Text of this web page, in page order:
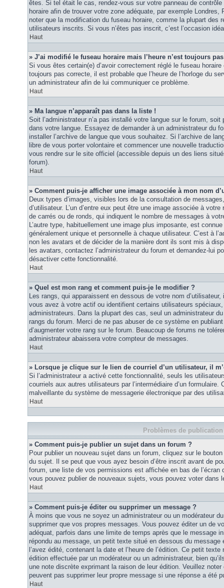
êtes. Si tel était le cas, rendez-vous sur votre panneau de
horaire afin de trouver votre zone adéquate, par exemple
noter que la modification du fuseau horaire, comme la plupart des
utilisateurs inscrits. Si vous n’êtes pas inscrit, c’est l’occasion
Haut
» J’ai modifié le fuseau horaire mais l’heure n’est toujours
Si vous êtes certain(e) d’avoir correctement réglé le fuseau horaire
toujours pas correcte, il est probable que l’heure de l’horloge du
un administrateur afin de lui communiquer ce problème.
Haut
» Ma langue n’apparaît pas dans la liste !
Soit l’administrateur n’a pas installé votre langue sur le forum, soit
dans votre langue. Essayez de demander à un administrateur du
installer l’archive de langue que vous souhaitez. Si l’archive de
libre de vous porter volontaire et commencer une nouvelle
vous rendre sur le site officiel (accessible depuis un des liens
forum).
Haut
» Comment puis-je afficher une image associée à mon nom
Deux types d’images, visibles lors de la consultation de
d’utilisateur. L’un d’entre eux peut être une image associée à
de carrés ou de ronds, qui indiquent le nombre de messages à
L’autre type, habituellement une image plus imposante, est
généralement unique et personnelle à chaque utilisateur. C’est à
non les avatars et de décider de la manière dont ils sont mis à
les avatars, contactez l’administrateur du forum et demandez-lui
désactiver cette fonctionnalité.
Haut
» Quel est mon rang et comment puis-je le modifier ?
Les rangs, qui apparaissent en dessous de votre nom
vous avez à votre actif ou identifient certains utilisateurs
administrateurs. Dans la plupart des cas, seul un administrateur
rangs du forum. Merci de ne pas abuser de ce système en
d’augmenter votre rang sur le forum. Beaucoup de forums ne
administrateur abaissera votre compteur de messages.
Haut
» Lorsque je clique sur le lien de courriel d’un utilisateur, il
Si l’administrateur a activé cette fonctionnalité, seuls les
courriels aux autres utilisateurs par l’intermédiaire d’un formulaire.
malveillante du système de messagerie électronique par des
Haut
Problèmes de publication
» Comment puis-je publier un sujet dans un forum ?
Pour publier un nouveau sujet dans un forum, cliquez sur le
du sujet. Il se peut que vous ayez besoin d’être inscrit avant de
forum, une liste de vos permissions est affichée en bas de
vous pouvez publier de nouveaux sujets, vous pouvez voter dans
Haut
» Comment puis-je éditer ou supprimer un message ?
À moins que vous ne soyez un administrateur ou un modérateur
supprimer que vos propres messages. Vous pouvez éditer un de
adéquat, parfois dans une limite de temps après que le message
répondu au message, un petit texte situé en dessous du message
l’avez édité, contenant la date et l’heure de l’édition. Ce petit texte
édition effectuée par un modérateur ou un administrateur, bien
une note discrète exprimant la raison de leur édition. Veuillez
peuvent pas supprimer leur propre message si une réponse a été
Haut